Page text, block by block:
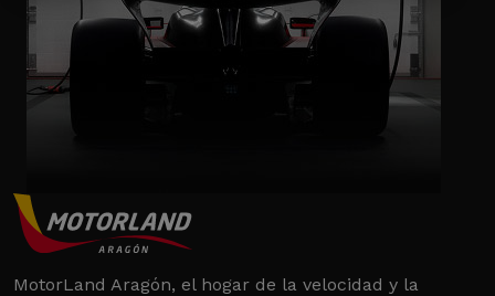
MotorLand Aragón, el hogar de la velocidad y la